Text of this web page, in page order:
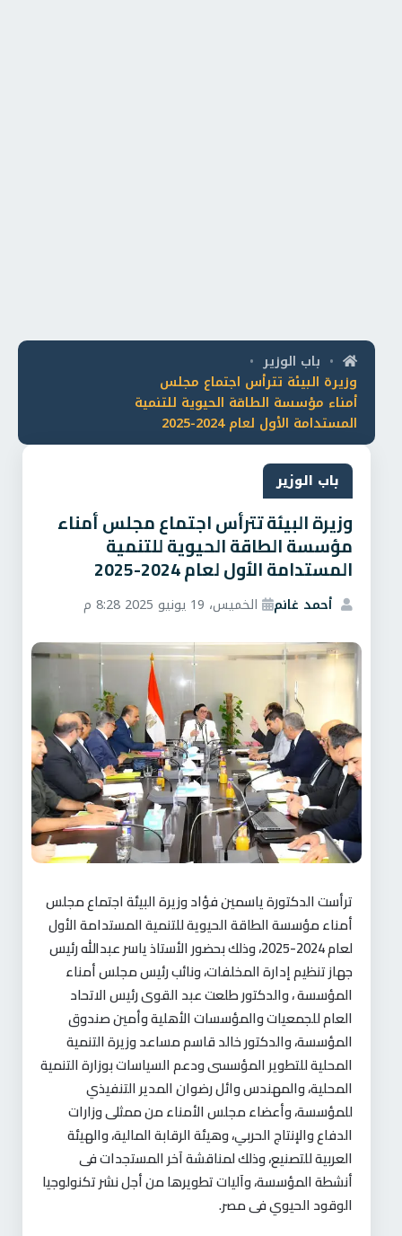
• باب الوزير •
وزيرة البيئة تترأس اجتماع مجلس
أمناء مؤسسة الطاقة الحيوية للتنمية
المستدامة الأول لعام 2024-2025
باب الوزير
وزيرة البيئة تترأس اجتماع مجلس أمناء
مؤسسة الطاقة الحيوية للتنمية
المستدامة الأول لعام 2024-2025
أحمد غانم الخميس، 19 يونيو 2025 8:28 م
ترأست الدكتورة ياسمين فؤاد وزيرة البيئة اجتماع مجلس
أمناء مؤسسة الطاقة الحيوية للتنمية المستدامة الأول
لعام 2024-2025، وذلك بحضور الأستاذ ياسر عبدالله رئيس
جهاز تنظيم إدارة المخلفات، ونائب رئيس مجلس أمناء
المؤسسة ، والدكتور طلعت عبد القوى رئيس الاتحاد
العام للجمعيات والمؤسسات الأهلية وأمين صندوق
المؤسسة، والدكتور خالد قاسم مساعد وزيرة التنمية
المحلية للتطوير المؤسسى ودعم السياسات بوزارة التنمية
المحلية، والمهندس وائل رضوان المدير التنفيذي
للمؤسسة، وأعضاء مجلس الأمناء من ممثلى وزارات
الدفاع والإنتاج الحربي، وهيئة الرقابة المالية، والهيئة
العربية للتصنيع، وذلك لمناقشة آخر المستجدات فى
أنشطة المؤسسة، وآليات تطويرها من أجل نشر تكنولوجيا
الوقود الحيوي فى مصر.